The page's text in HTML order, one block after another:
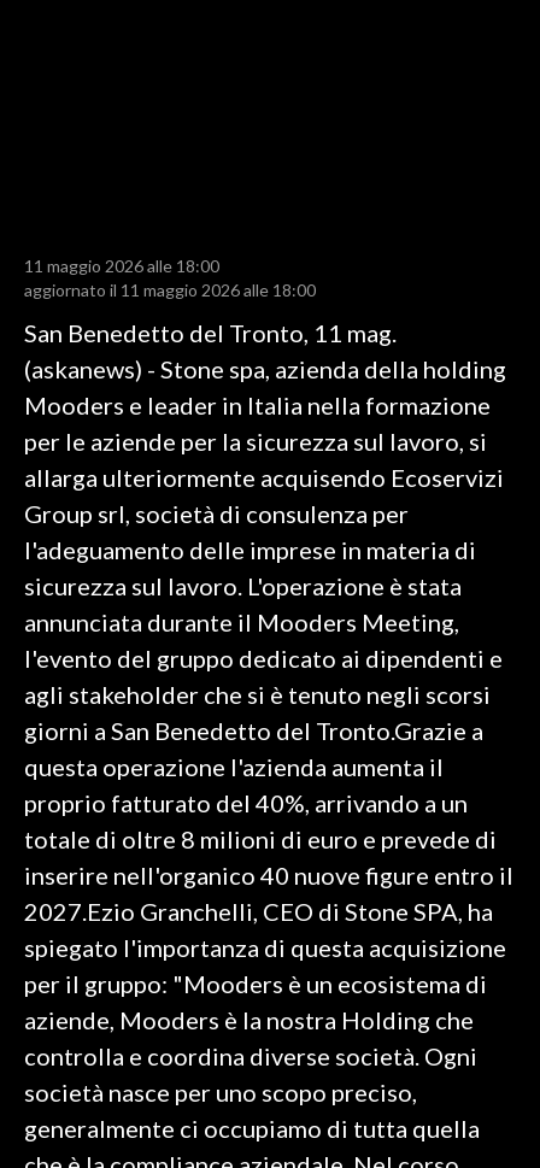
CALCIO
CALCIO REGIONALE
BASKET
VOLLEY
MOTORI
TENNIS
ALTRI SPORT
SPETTACOLI
GOSSIP
SALUTE
SARDEGNA TURISMO
#CARAUNIONE
3 MINUTI CON
INSULARITÀ
INFO AZIENDE
11 maggio 2026 alle 18:00
aggiornato il 11 maggio 2026 alle 18:00
San Benedetto del Tronto, 11 mag.
(askanews) - Stone spa, azienda della holding
Mooders e leader in Italia nella formazione
per le aziende per la sicurezza sul lavoro, si
allarga ulteriormente acquisendo Ecoservizi
Group srl, società di consulenza per
l'adeguamento delle imprese in materia di
sicurezza sul lavoro. L'operazione è stata
annunciata durante il Mooders Meeting,
l'evento del gruppo dedicato ai dipendenti e
agli stakeholder che si è tenuto negli scorsi
giorni a San Benedetto del Tronto.Grazie a
questa operazione l'azienda aumenta il
proprio fatturato del 40%, arrivando a un
totale di oltre 8 milioni di euro e prevede di
inserire nell'organico 40 nuove figure entro il
2027.Ezio Granchelli, CEO di Stone SPA, ha
spiegato l'importanza di questa acquisizione
per il gruppo: "Mooders è un ecosistema di
aziende, Mooders è la nostra Holding che
controlla e coordina diverse società. Ogni
società nasce per uno scopo preciso,
generalmente ci occupiamo di tutta quella